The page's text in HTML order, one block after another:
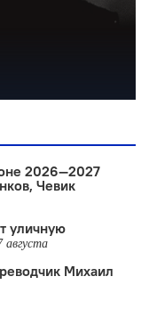
2026—2027
Чевик
уличную
августа
Михаил